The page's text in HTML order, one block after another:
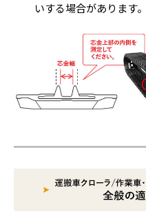
いする場合があります。